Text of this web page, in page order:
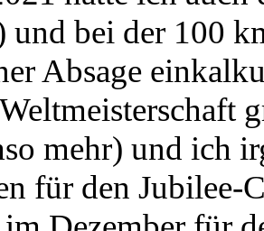
und bei der 100
Absage
mehr) und ich
für den Jubilee-